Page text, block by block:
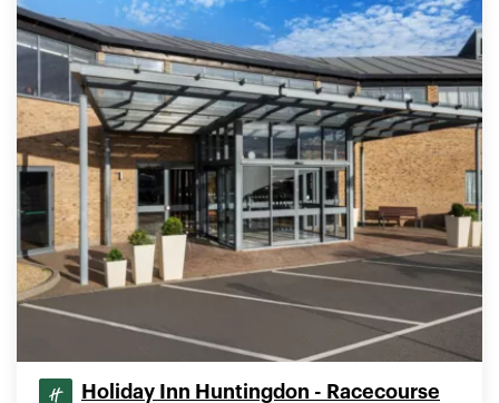
Holiday Inn Huntingdon - Racecourse